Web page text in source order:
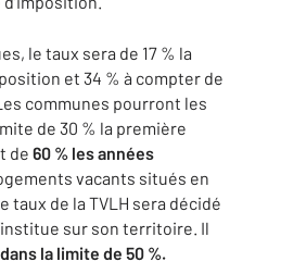
le taux sera de 17 % la
et 34 % à compter de
communes pourront les
de 30 % la première
de 60 % les années
vacants situés en
taux de la TVLH sera décidé
sur son territoire. Il
dans la limite de 50 %.